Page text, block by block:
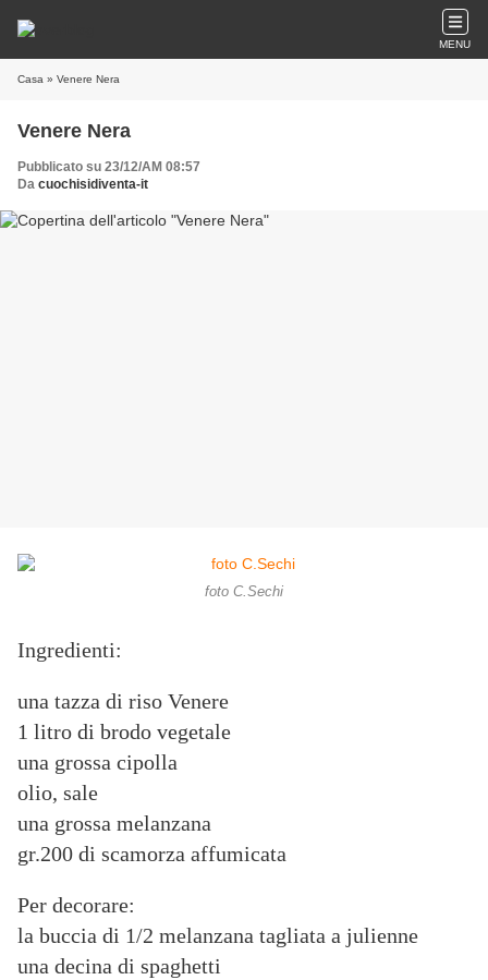
MENU
Casa » Venere Nera
Venere Nera
Pubblicato su 23/12/AM 08:57
Da cuochisidiventa-it
foto C.Sechi
Ingredienti:
una tazza di riso Venere
1 litro di brodo vegetale
una grossa cipolla
olio, sale
una grossa melanzana
gr.200 di scamorza affumicata
Per decorare:
la buccia di 1/2 melanzana tagliata a julienne
una decina di spaghetti